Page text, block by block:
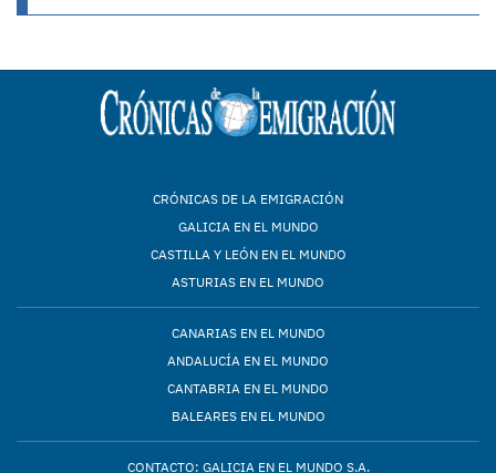
CRÓNICAS DE LA EMIGRACIÓN
GALICIA EN EL MUNDO
CASTILLA Y LEÓN EN EL MUNDO
ASTURIAS EN EL MUNDO
CANARIAS EN EL MUNDO
ANDALUCÍA EN EL MUNDO
CANTABRIA EN EL MUNDO
BALEARES EN EL MUNDO
CONTACTO: GALICIA EN EL MUNDO S.A.